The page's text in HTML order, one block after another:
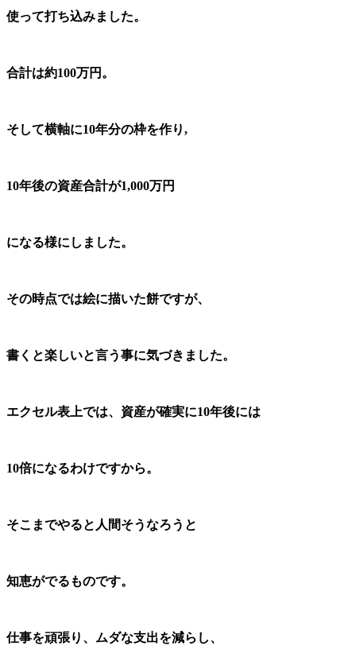
使って打ち込みました。
合計は約100万円。
そして横軸に10年分の枠を作り,
10年後の資産合計が1,000万円
になる様にしました。
その時点では絵に描いた餅ですが、
書くと楽しいと言う事に気づきました。
エクセル表上では、資産が確実に10年後には
10倍になるわけですから。
そこまでやると人間そうなろうと
知恵がでるものです。
仕事を頑張り、ムダな支出を減らし、